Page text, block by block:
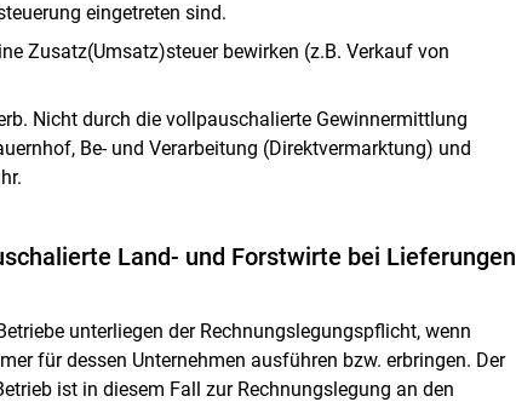
eingetreten sind.
Zusatz(Umsatz)steuer bewirken (z.B. Verkauf von
Nicht durch die vollpauschalierte Gewinnermittlung
Be- und Verarbeitung (Direktvermarktung) und
Land- und Forstwirte bei Lieferungen
unterliegen der Rechnungslegungspflicht, wenn
für dessen Unternehmen ausführen bzw. erbringen. Der
ist in diesem Fall zur Rechnungslegung an den